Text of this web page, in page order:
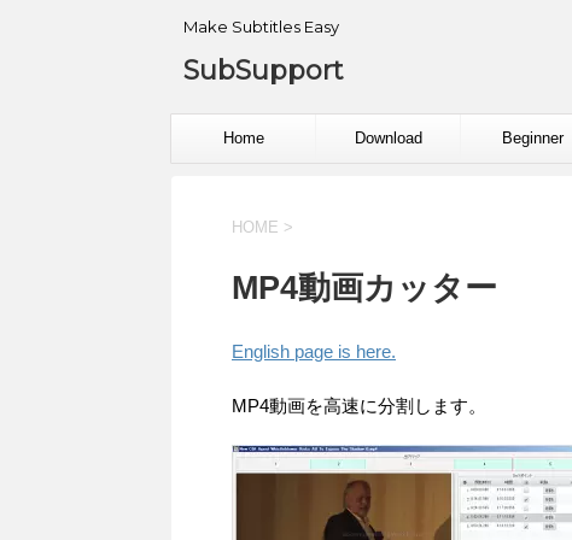
Make Subtitles Easy
SubSupport
Home Download Beginner
HOME >
MP4動画カッター
English page is here.
MP4動画を高速に分割します。